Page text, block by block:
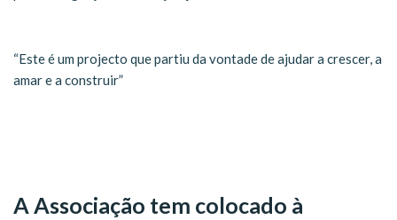
“Este é um projecto que partiu da vontade de ajudar a crescer, a
amar e a construir”
A Associação tem colocado à